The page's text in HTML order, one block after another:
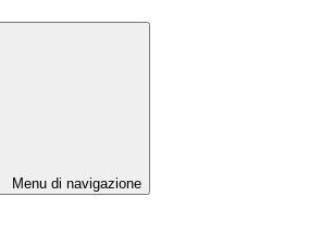
Menu di navigazione